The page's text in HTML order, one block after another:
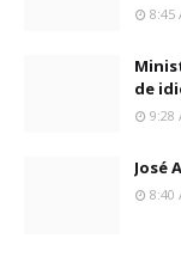
8:45
de
9:28
José
8:40